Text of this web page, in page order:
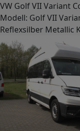
VW Golf VII Variant
Modell: Golf VII
Reflexsilber Metallic